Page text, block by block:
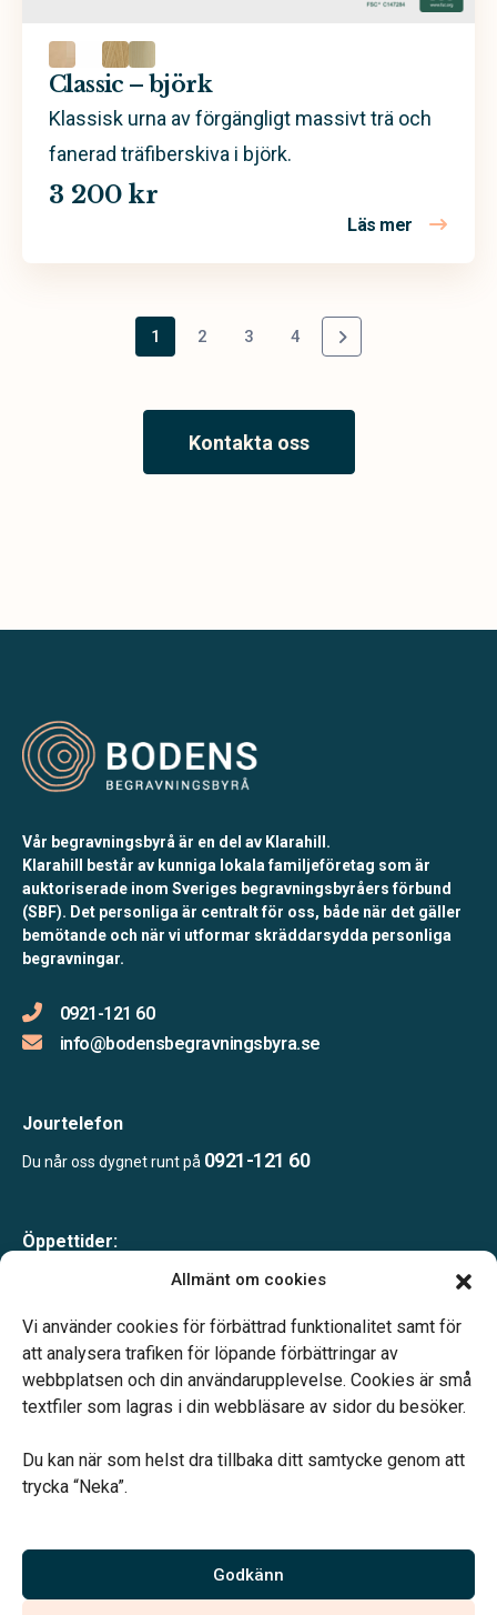
Allmänt om cookies
Vi använder cookies för förbättrad funktionalitet samt för
att analysera trafiken för löpande förbättringar av
webbplatsen och din användarupplevelse. Cookies är små
textfiler som lagras i din webbläsare av sidor du besöker.
Du kan när som helst dra tillbaka ditt samtycke genom att
trycka “Neka”.
Godkänn
Classic – björk
Klassisk urna av förgängligt massivt trä och
fanerad träfiberskiva i björk.
3 200 kr
Läs mer om
1 2 3 4
Kontakta oss
Vår begravningsbyrå är en del av Klarahill.
Klarahill består av kunniga lokala familjeföretag som är
auktoriserade inom Sveriges begravningsbyråers förbund
(SBF). Det personliga är centralt för oss, både när det gäller
bemötande och när vi utformar skräddarsydda personliga
begravningar.
0921-121 60
info@bodensbegravningsbyra.se
Jourtelefon
Du når oss dygnet runt på 0921-121 60
Öppettider:
Lunchstängt 12.00–13.00
Telefonjour dygnet runt
Vi är auktoriserade av Sveriges Begravningsbyråers Förbund och